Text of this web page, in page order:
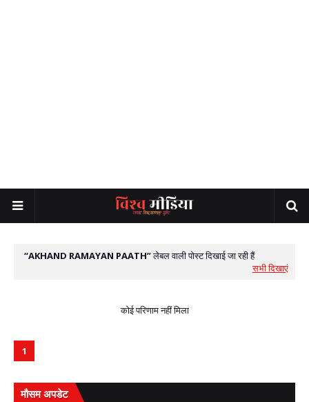
AKHAND RAMAYAN PAATH लेबल वाली पोस्ट दिखाई जा रही हैं
सभी दिखाएं
कोई परिणाम नहीं मिला
1
मौसम अपडेट